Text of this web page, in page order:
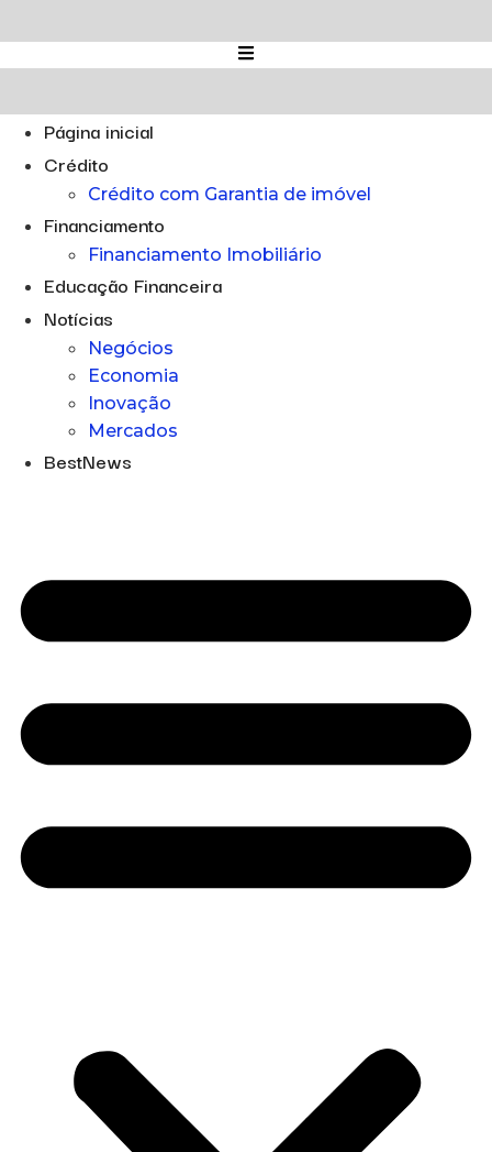
para
o
Página inicial
Crédito
Crédito com Garantia de imóvel
Financiamento
Financiamento Imobiliário
Educação Financeira
Notícias
Negócios
Economia
Inovação
Mercados
BestNews